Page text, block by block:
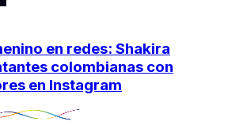
en redes: Shakira
colombianas con
en Instagram